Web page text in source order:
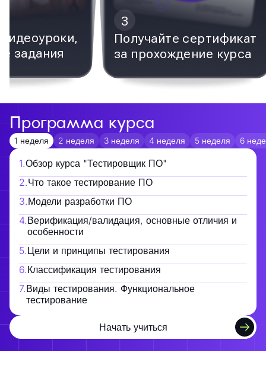
задания
3
Получайте сертификат
за прохождение курса
Программа курса
1 неделя 2 неделя 3 неделя 4 неделя 5 неделя 6
1.Обзор курса "Тестировщик ПО"
2.Что такое тестирование ПО
3.Модели разработки ПО
4.Верификация/валидация, основные отличия и
особенности
5.Цели и принципы тестирования
6.Классификация тестирования
7.Виды тестирования. Функциональное
тестирование
Начать учиться